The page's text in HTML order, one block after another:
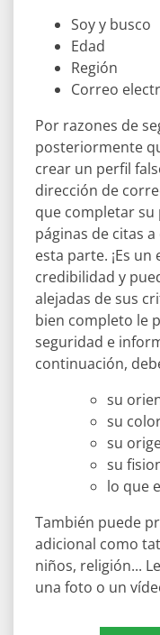
Soy y busco
Edad
Región
Correo
Por razones de
posteriormente
crear un perfil
dirección de
que completar
páginas de citas
esta parte. ¡Es
credibilidad y
alejadas de sus
bien completo le
seguridad e
continuación,
su
su
su
su
lo que
También puede
adicional como
niños, religión...
una foto o un